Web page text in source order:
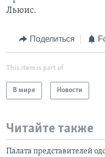
Льюис.
Поделиться
This item is part of
В мире Новости
Читайте также
Палата представителей